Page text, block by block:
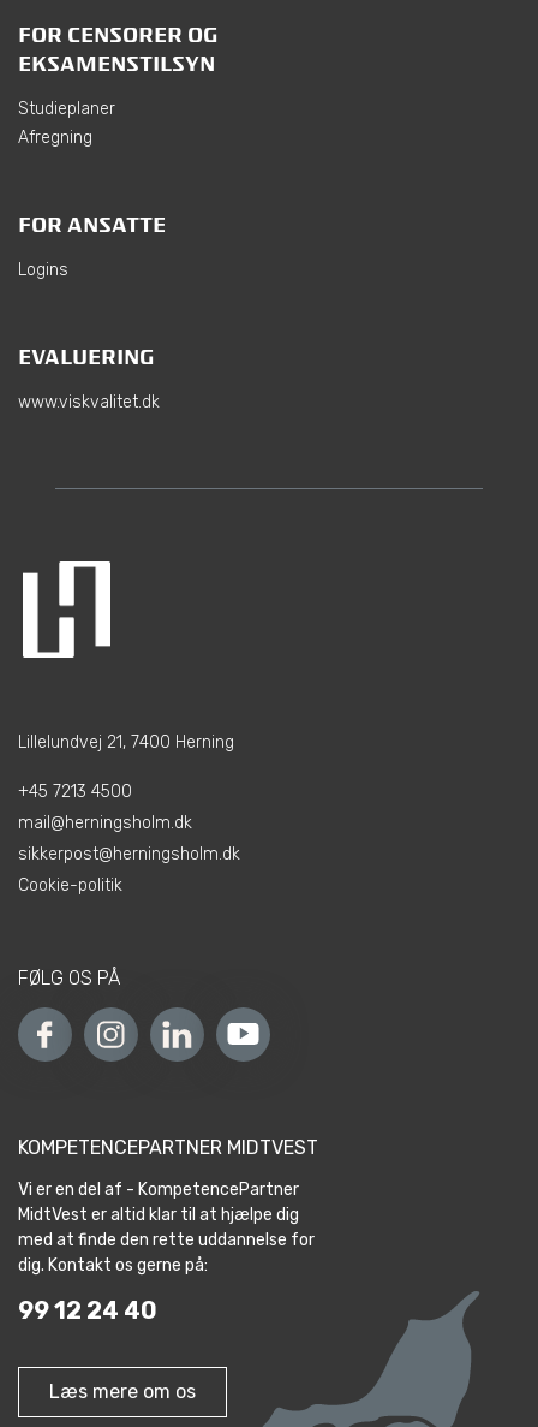
FOR CENSORER OG
EKSAMENSTILSYN
Studieplaner
Afregning
FOR ANSATTE
Logins
EVALUERING
www.viskvalitet.dk
Lillelundvej 21, 7400 Herning
+45 7213 4500
mail@herningsholm.dk
sikkerpost@herningsholm.dk
Cookie-politik
FØLG OS PÅ
KOMPETENCEPARTNER MIDTVEST
Vi er en del af - KompetencePartner
MidtVest er altid klar til at hjælpe dig
med at finde den rette uddannelse for
dig. Kontakt os gerne på:
99 12 24 40
Læs mere om os